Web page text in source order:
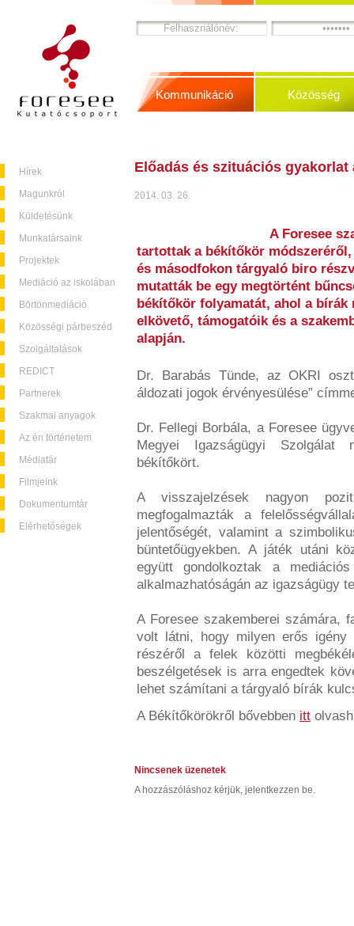
Hírek
Magunkról
Küldetésünk
Munkatársaink
Projektek
Mediáció az iskolában
Börtönmediáció
Közösségi párbeszéd
Szolgáltatások
REDICT
Partnerek
Szakmai anyagok
Az én történetem
Médiatár
Filmjeink
Dokumentumtár
Elérhetőségek
Kommunikáció Közösség
Előadás és szituációs gyakorlat
2014. 03. 26.
A Foresee
tartottak a békítőkör
és másodfokon tárgyaló biro
mutatták be egy megtörtént
békítőkör folyamatát, ahol a
elkövető, támogatóik és a
alapján.
Dr. Barabás Tünde, az OKRI
áldozati jogok érvényesülése”
Dr. Fellegi Borbála, a Foresee
Megyei Igazságügyi Szolgálat
békítőkört.
A visszajelzések nagyon
megfogalmazták a
jelentőségét, valamint a
büntetőügyekben. A játék utáni
együtt gondolkoztak a
alkalmazhatóságán az igazságügy
A Foresee szakemberei számára,
volt látni, hogy milyen erős igény
részéről a felek közötti
beszélgetések is arra engedtek
lehet számítani a tárgyaló bírák
A Békítőkörökről bővebben itt
Nincsenek üzenetek
A hozzászóláshoz kérjük, jelentkezzen be.